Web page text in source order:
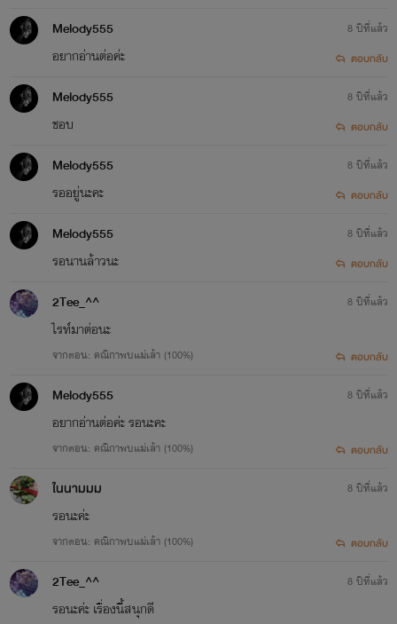
Melody555
อยากอ่านต่อค่ะ
8 ปีที่แล้ว
ตอบกลับ
Melody555
ชอบ
8 ปีที่แล้ว
ตอบกลับ
Melody555
รออยู่นะคะ
8 ปีที่แล้ว
ตอบกลับ
Melody555
รอนานล้าวนะ
8 ปีที่แล้ว
ตอบกลับ
2Tee_^^
ไรท์มาต่อนะ
จากตอน: คณิกาพบแม่เล้า (100%)
8 ปีที่แล้ว
ตอบกลับ
Melody555
อยากอ่านต่อค่ะ รอนะคะ
จากตอน: คณิกาพบแม่เล้า (100%)
8 ปีที่แล้ว
ตอบกลับ
ในนามมม
รอนะค่ะ
จากตอน: คณิกาพบแม่เล้า (100%)
8 ปีที่แล้ว
ตอบกลับ
2Tee_^^
รอนะค่ะ เรื่องนี้สนุกดี
8 ปีที่แล้ว